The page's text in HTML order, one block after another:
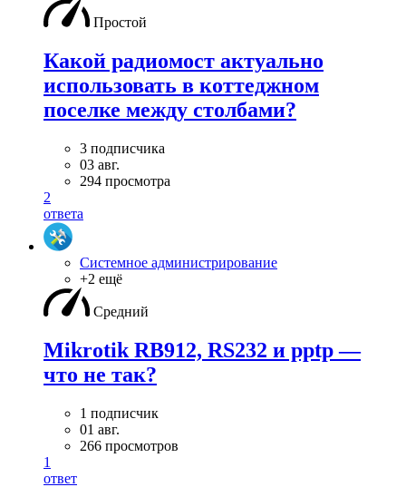
Простой
Какой радиомост актуально
использовать в коттеджном
поселке между столбами?
3 подписчика
03 авг.
294 просмотра
2
ответа
Системное администрирование
+2 ещё
Средний
Mikrotik RB912, RS232 и pptp —
что не так?
1 подписчик
01 авг.
266 просмотров
1
ответ